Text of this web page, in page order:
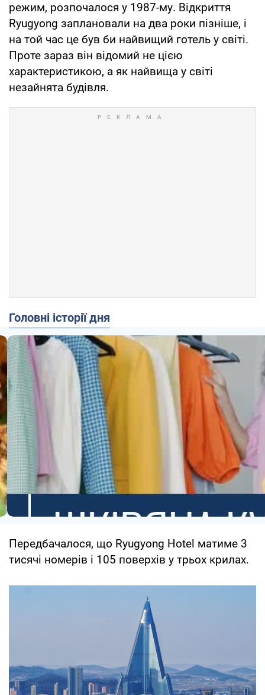
режим, розпочалося у 1987-му. Відкриття
Ryugyong заплановали на два роки пізніше, і
на той час це був би найвищий готель у світі.
Проте зараз він відомий не цією
характеристикою, а як найвища у світі
незайнята будівля.
Головні історії дня
Передбачалося, що Ryugyong Hotel матиме 3
тисячі номерів і 105 поверхів у трьох крилах.